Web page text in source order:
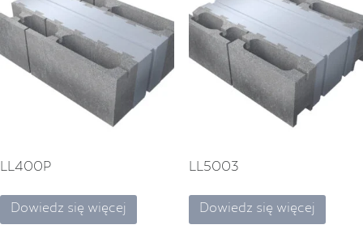
LL400P
Dowiedz się więcej
LL5003
Dowiedz się więcej